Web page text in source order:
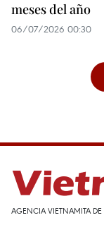
meses del año
06/07/2026 00:30
AGENCIA VIETNAMITA